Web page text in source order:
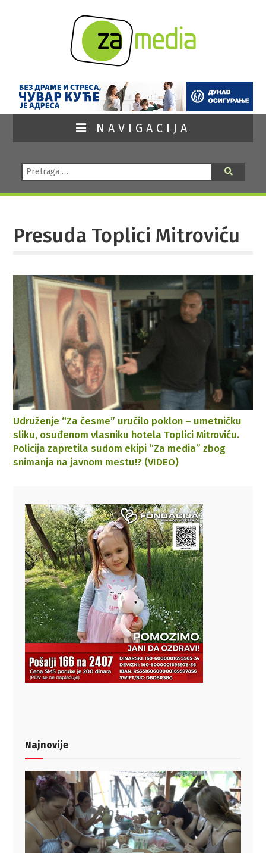
NAVIGACIJA
Pretraga:
Presuda Toplici Mitroviću
Udruženje “Za česme” uručilo poklon – umetničku
sliku, osuđenom vlasniku hotela Toplici Mitroviću.
Policija zapretila sudom ekipi “Za media” zbog
snimanja na javnom mestu!? (VIDEO)
Najnovije